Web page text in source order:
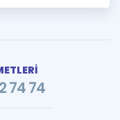
74 74